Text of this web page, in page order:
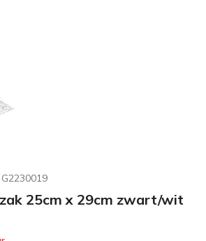
G2230019
25cm x 29cm zwart/wit